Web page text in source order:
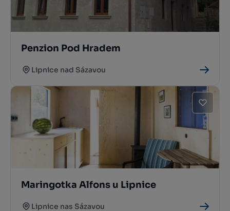
Penzion Pod Hradem
Lipnice nad Sázavou
Maringotka Alfons u Lipnice
Lipnice nas Sázavou